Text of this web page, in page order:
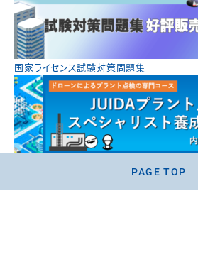
国家ライセンス試験対策問題集
PAGE TOP